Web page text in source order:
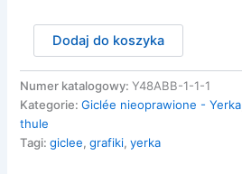
Ultima
thule
4/50
Dodaj do koszyka
Numer katalogowy:Y48ABB-1-1-1
Kategorie:Giclée nieoprawione - Yerka
thule
Tagi:giclee,grafiki,yerka